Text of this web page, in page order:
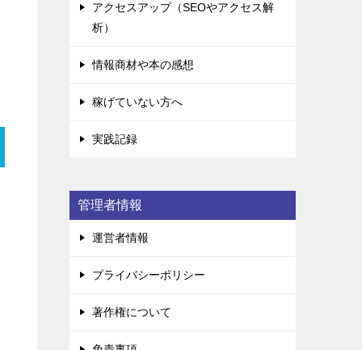
アクセスアップ（SEOやアクセス解
析）
情報商材や本の感想
稼げていない方へ
実践記録
管理者情報
運営者情報
プライバシーポリシー
著作権について